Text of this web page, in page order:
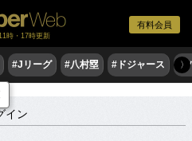
有料会員
時・17時更新
#Jリーグ #八村塁 #ドジャース #
〉
イン